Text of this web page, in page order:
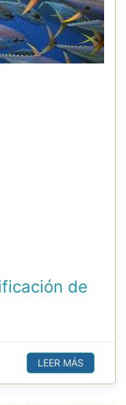
de
LEER MÁS